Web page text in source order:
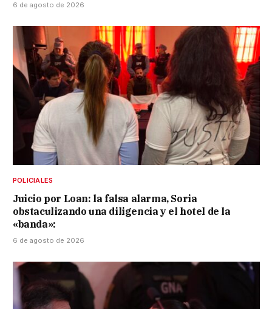
6 de agosto de 2026
POLICIALES
Juicio por Loan: la falsa alarma, Soria
obstaculizando una diligencia y el hotel de la
«banda»:
6 de agosto de 2026